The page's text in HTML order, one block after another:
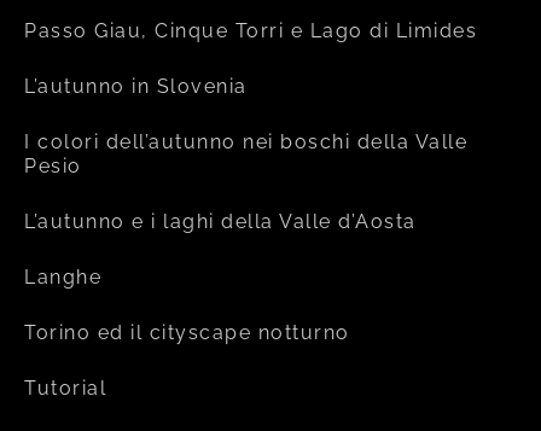
Passo Giau, Cinque Torri e Lago di Limides
L’autunno in Slovenia
I colori dell’autunno nei boschi della Valle
Pesio
L’autunno e i laghi della Valle d’Aosta
Langhe
Torino ed il cityscape notturno
Tutorial